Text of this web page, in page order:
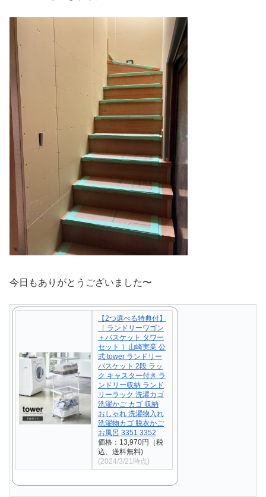
今日もありがとうございました〜
【2つ選べる特典付】
［ ランドリーワゴン
＋バスケット タワー
セット ］山崎実業 公
式 tower ランドリー
バスケット 2段 ラッ
ク キャスター付き ラ
ンドリー収納 ランド
リーラック 洗濯カゴ
洗濯かご カゴ 収納
おしゃれ 洗濯物入れ
洗濯物カゴ 脱衣かご
お風呂 3351 3352
価格：13,970円（税
込、送料無料)
(2024/3/21時点)